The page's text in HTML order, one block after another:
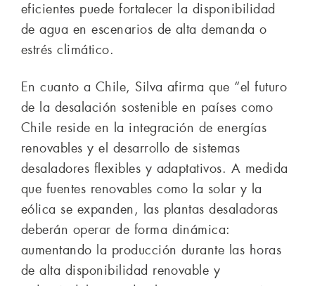
eficientes puede fortalecer la disponibilidad
de agua en escenarios de alta demanda o
estrés climático.
En cuanto a Chile, Silva afirma que “el futuro
de la desalación sostenible en países como
Chile reside en la integración de energías
renovables y el desarrollo de sistemas
desaladores flexibles y adaptativos. A medida
que fuentes renovables como la solar y la
eólica se expanden, las plantas desaladoras
deberán operar de forma dinámica:
aumentando la producción durante las horas
de alta disponibilidad renovable y